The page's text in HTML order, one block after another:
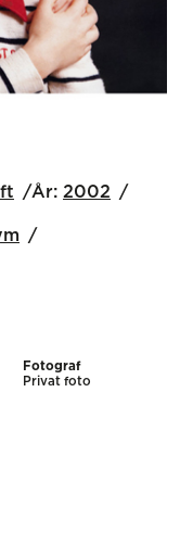
År: 2002
Fotograf
Privat foto